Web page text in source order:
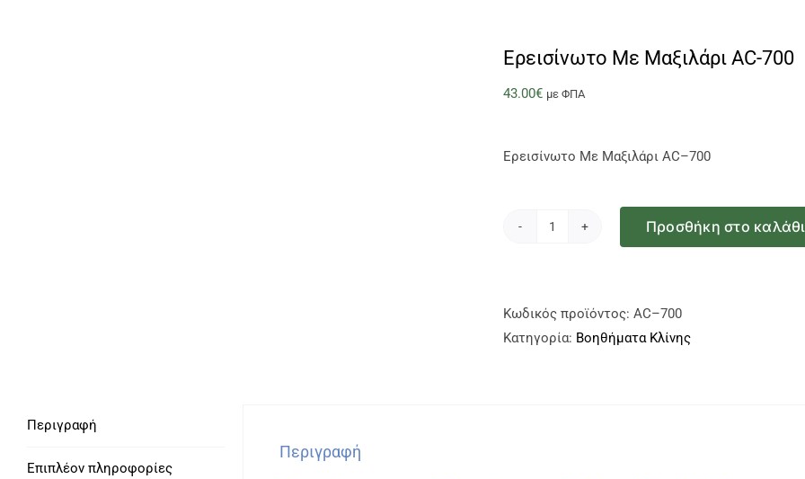
Ερεισίνωτο Με Μαξιλάρι AC-700
43.00€ με ΦΠΑ
Ερεισίνωτο Με Μαξιλάρι AC–700
AC-
700
Προσθήκη στο καλάθι
Κωδικός προϊόντος: AC–700
Κατηγορία: Βοηθήματα Κλίνης
Περιγραφή
Επιπλέον πληροφορίες
Περιγραφή